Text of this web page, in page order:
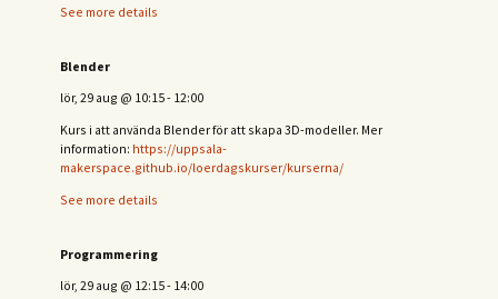
See more details
Blender
lör, 29 aug @ 10:15- 12:00
Kurs i att använda Blender för att skapa 3D-modeller. Mer
information: https://uppsala-
makerspace.github.io/loerdagskurser/kurserna/
See more details
Programmering
lör, 29 aug @ 12:15- 14:00